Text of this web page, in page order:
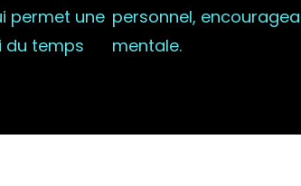
permet une
du temps
personnel,
mentale.